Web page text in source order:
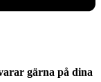
gärna på dina